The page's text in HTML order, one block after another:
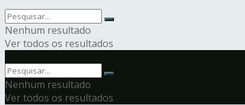
Nenhum resultado
Ver todos os resultados
Nenhum resultado
Ver todos os resultados